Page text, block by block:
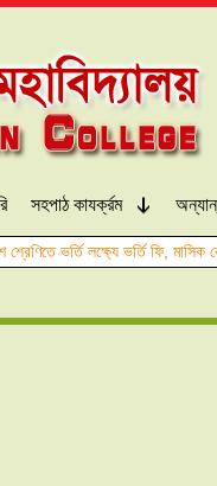
সহপাঠ কাযর্ক্রম
ভর্তি লক্ষ্যে ভর্তি ফি, মাসিক